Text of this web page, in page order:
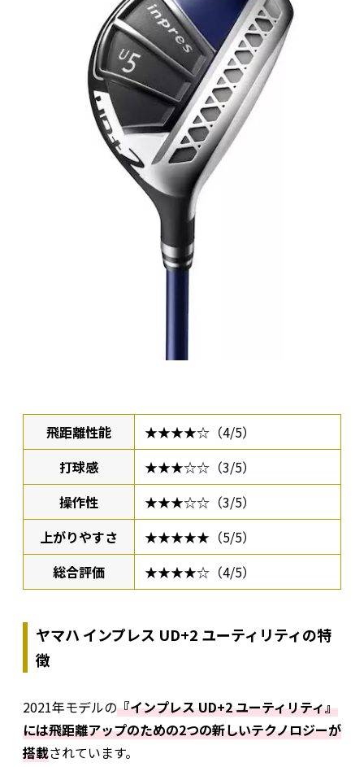
飛距離性能
★★★★☆（4/5）
打球感
★★★☆☆（3/5）
操作性
★★★☆☆（3/5）
上がりやすさ
★★★★★（5/5）
総合評価
★★★★☆（4/5）
ヤマハ インプレス UD+2 ユーティリティの特
徴
2021年モデルの『インプレス UD+2 ユーティリティ』
には飛距離アップのための2つの新しいテクノロジーが
搭載されています。